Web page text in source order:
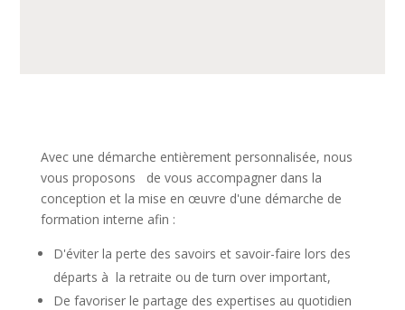
Avec une démarche entièrement personnalisée, nous
vous proposons de vous accompagner dans la
conception et la mise en œuvre d'une démarche de
formation interne afin :
D'éviter la perte des savoirs et savoir-faire lors des
départs à la retraite ou de turn over important,
De favoriser le partage des expertises au quotidien